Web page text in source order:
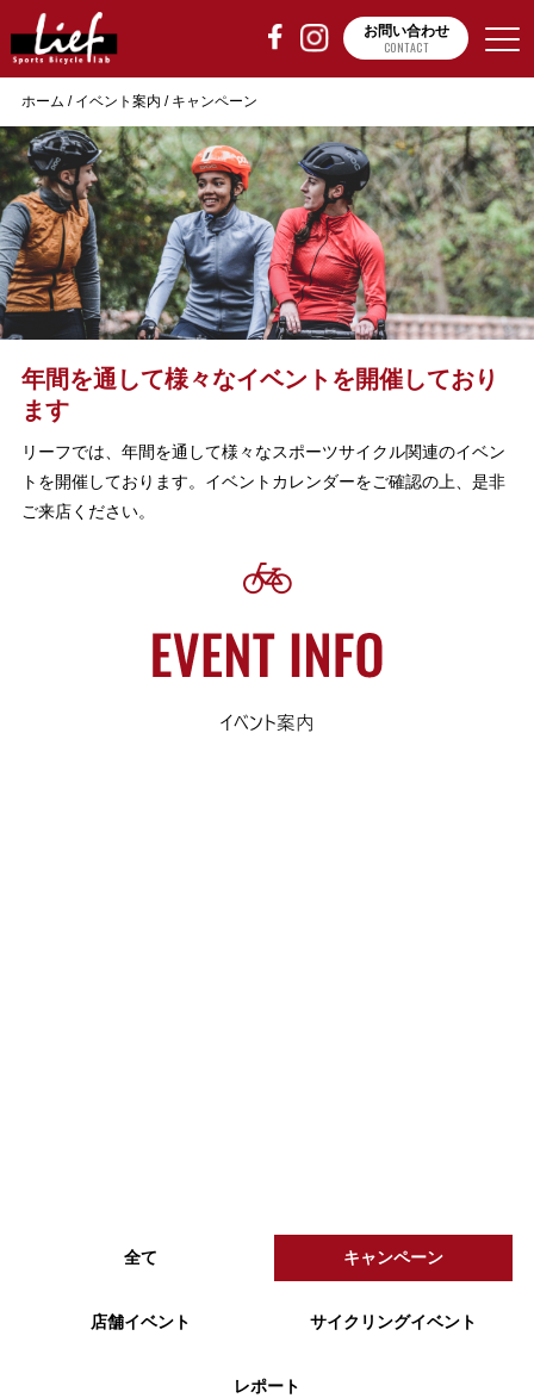
お問い合わせ
CONTACT
ホーム / イベント案内 / キャンペーン
年間を通して様々なイベントを開催しており
ます
リーフでは、年間を通して様々なスポーツサイクル関連のイベン
トを開催しております。イベントカレンダーをご確認の上、是非
ご来店ください。
全て キャンペーン
店舗イベント サイクリングイベント
レポート